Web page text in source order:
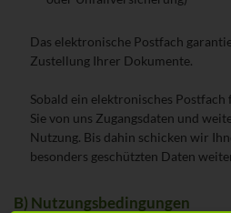
Das elektronische Postfach
Zustellung Ihrer Dokumente.
Sobald ein elektronisches
Sie von uns Zugangsdaten und
Nutzung. Bis dahin schicken wir
besonders geschützten Daten
B) Nutzungsbedingungen